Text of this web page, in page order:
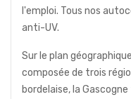
l'emploi. Tous nos
anti-UV.
Sur le plan
composée de trois
bordelaise, la